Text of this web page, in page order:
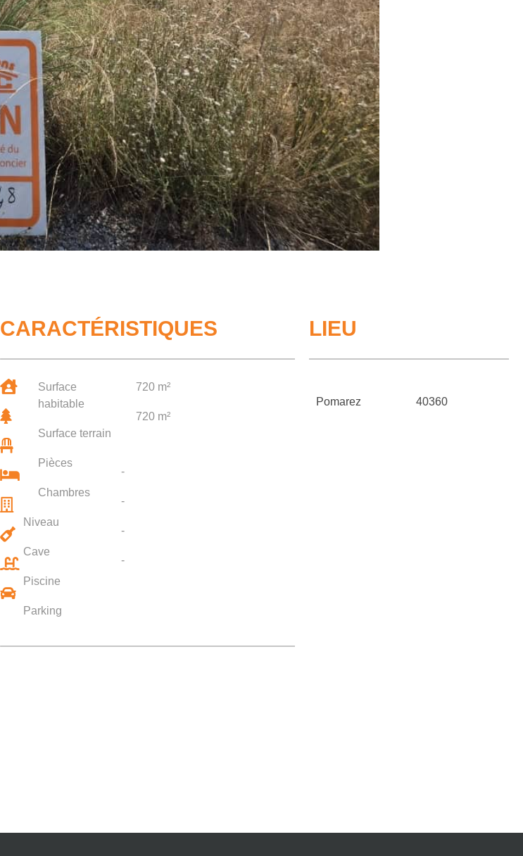
CARACTÉRISTIQUES
Surface
habitable
Surface terrain
Pièces
Chambres
Niveau
Cave
Piscine
Parking
720 m²
720 m²
-
-
-
-
LIEU
Pomarez 40360